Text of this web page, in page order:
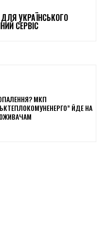
ДЛЯ УКРАЇНСЬКОГО
СЕРВІС
МКП
ЙДЕ НА